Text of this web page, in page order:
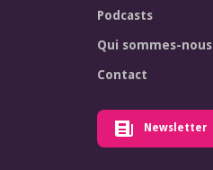
Podcasts
Qui sommes-nous
Contact
Newsletter